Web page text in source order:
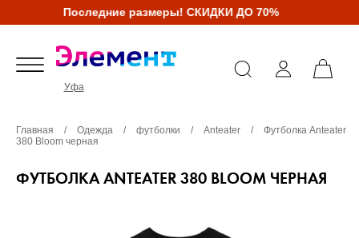
Последние размеры! СКИДКИ ДО 70%
Уфа
Главная / Одежда / футболки / Anteater /
Футболка Anteater
380 Bloom черная
ФУТБОЛКА ANTEATER 380 BLOOM ЧЕРНАЯ